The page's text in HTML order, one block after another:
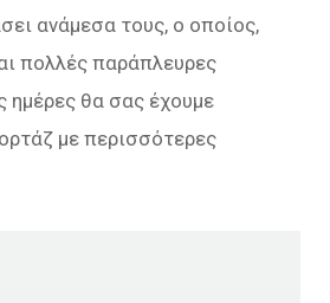
ανάμεσα τους, ο οποίος,
πολλές παράπλευρες
ημέρες θα σας έχουμε
με περισσότερες